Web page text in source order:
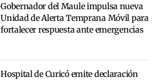
Gobernador del Maule impulsa nueva
Unidad de Alerta Temprana Móvil para
fortalecer respuesta ante emergencias
Hospital de Curicó emite declaración